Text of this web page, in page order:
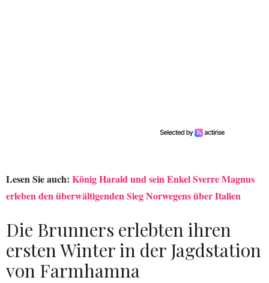
Lesen Sie auch: König Harald und sein Enkel Sverre Magnus
erleben den überwältigenden Sieg Norwegens über Italien
Die Brunners erlebten ihren
ersten Winter in der Jagdstation
von Farmhamna